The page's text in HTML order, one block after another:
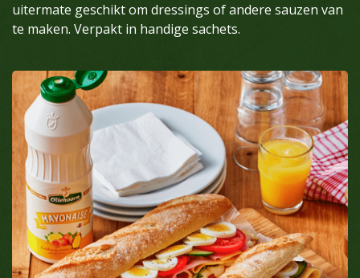
uitermate geschikt om dressings of andere sauzen van
te maken. Verpakt in handige sachets.